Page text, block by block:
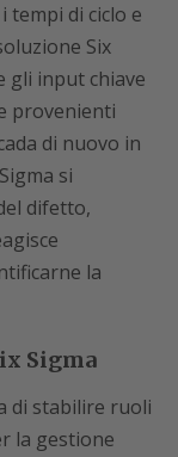
tempi di ciclo e
Six
gli input chiave
provenienti
di nuovo in
si
difetto,
la
Sigma
di stabilire ruoli
la gestione